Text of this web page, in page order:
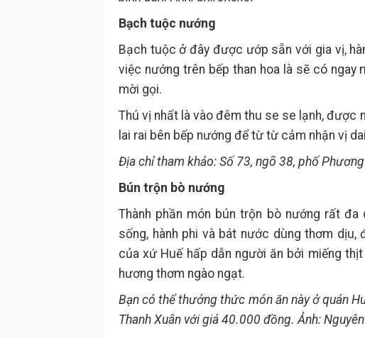
Bạch tuộc nướng
Bạch tuộc ở đây được ướp sẵn với gia vị,
việc nướng trên bếp than hoa là sẽ có
mời gọi.
Thú vị nhất là vào đêm thu se se lạnh, được
lai rai bên bếp nướng để từ từ cảm nhận vị
Địa chỉ tham khảo: Số 73, ngõ 38, phố
Bún trộn bò nướng
Thành phần món bún trộn bò nướng rất
sống, hành phi và bát nước dùng thơm
của xứ Huế hấp dẫn người ăn bởi miếng
hương thơm ngào ngạt.
Bạn có thể thưởng thức món ăn này ở quán
Thanh Xuân với giá 40.000 đồng. Ảnh: